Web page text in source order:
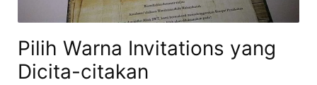
Pilih Warna Invitations yang
Dicita-citakan